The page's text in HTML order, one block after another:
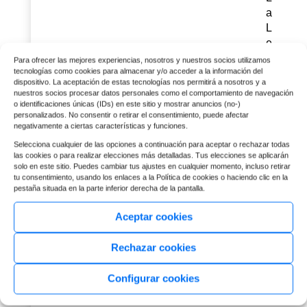
Para ofrecer las mejores experiencias, nosotros y nuestros socios utilizamos
tecnologías como cookies para almacenar y/o acceder a la información del
dispositivo. La aceptación de estas tecnologías nos permitirá a nosotros y a
nuestros socios procesar datos personales como el comportamiento de navegación
o identificaciones únicas (IDs) en este sitio y mostrar anuncios (no-)
personalizados. No consentir o retirar el consentimiento, puede afectar
negativamente a ciertas características y funciones.
Selecciona cualquier de las opciones a continuación para aceptar o rechazar todas
las cookies o para realizar elecciones más detalladas. Tus elecciones se aplicarán
solo en este sitio. Puedes cambiar tus ajustes en cualquier momento, incluso retirar
tu consentimiento, usando los enlaces a la Política de cookies o haciendo clic en la
pestaña situada en la parte inferior derecha de la pantalla.
Aceptar cookies
Rechazar cookies
Configurar cookies
a
L
e
y
0
1
0
s